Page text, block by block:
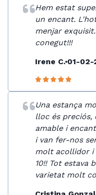
Hem estat
un encant.
menjar
conegut!!!
Irene C. 01-02-
Una estança
lloc és preciós,
amable i
i van fer-nos
molt acollidor i
10!! Tot estava
varietat molt